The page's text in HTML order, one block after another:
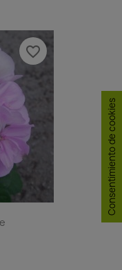
favorite_border
Consentimiento de cookies